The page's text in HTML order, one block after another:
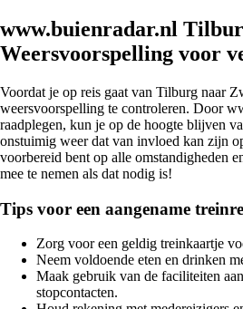
www.buienradar.nl
Weersvoorspelling voor
Voordat je op reis gaat van Tilburg naar
weersvoorspelling te controleren. Door
raadplegen, kun je op de hoogte blijven
onstuimig weer dat van invloed kan zijn
voorbereid bent op alle omstandigheden
mee te nemen als dat nodig is!
Tips voor een aangename
Zorg voor een geldig treinkaartje
Neem voldoende eten en drinken
Maak gebruik van de faciliteiten
stopcontacten.